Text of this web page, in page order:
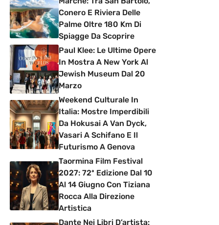
Conero E Riviera Delle
Palme Oltre 180 Km Di
Spiagge Da Scoprire
Paul Klee: Le Ultime Opere
In Mostra A New York Al
Jewish Museum Dal 20
Marzo
Weekend Culturale In
Italia: Mostre Imperdibili
Da Hokusai A Van Dyck,
Vasari A Schifano E Il
Futurismo A Genova
Taormina Film Festival
2027: 72ª Edizione Dal 10
Al 14 Giugno Con Tiziana
Rocca Alla Direzione
Artistica
Dante Nei Libri D’artista: